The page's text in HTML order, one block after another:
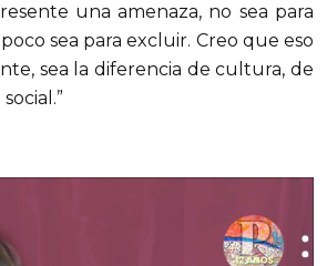
una amenaza, no sea para
sea para excluir. Creo que eso
sea la diferencia de cultura, de